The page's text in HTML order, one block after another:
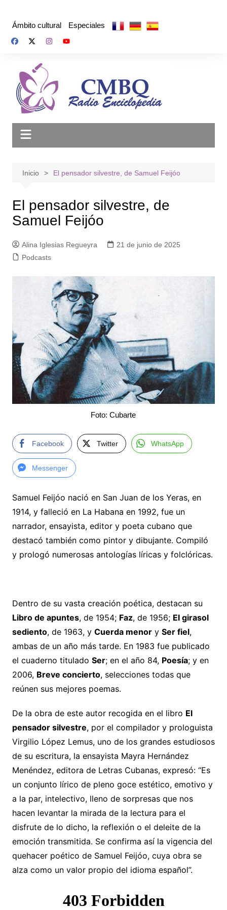
Ámbito cultural Especiales
Inicio El pensador silvestre, de Samuel Feijóo
El pensador silvestre, de
Samuel Feijóo
Alina Iglesias Regueyra
21 de junio de 2025
Podcasts
Foto: Cubarte
Facebook Twitter WhatsApp
Messenger
Samuel Feijóo nació en San Juan de los Yeras, en
1914, y falleció en La Habana en 1992, fue un
narrador, ensayista, editor y poeta cubano que
destacó también como pintor y dibujante. Compiló
y prologó numerosas antologías líricas y folclóricas.
Dentro de su vasta creación poética, destacan su
Libro de apuntes, de 1954; Faz, de 1956; El girasol
sediento, de 1963, y Cuerda menory Ser fiel,
ambas de un año más tarde. En 1983 fue publicado
el cuaderno titulado Ser; en el año 84, Poesía; y en
2006, Breve concierto, selecciones todas que
reúnen sus mejores poemas.
De la obra de este autor recogida en el libro El
pensador silvestre, por el compilador y prologuista
Virgilio López Lemus, uno de los grandes estudiosos
de su escritura, la ensayista Mayra Hernández
Menéndez, editora de Letras Cubanas, expresó: “Es
un conjunto lírico de pleno goce estético, emotivo y
a la par, intelectivo, lleno de sorpresas que nos
hacen levantar la mirada de la lectura para el
disfrute de lo dicho, la reflexión o el deleite de la
emoción transmitida. Se confirma así la vigencia del
quehacer poético de Samuel Feijóo, cuya obra se
alza como un valor propio del idioma español”.